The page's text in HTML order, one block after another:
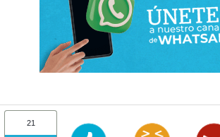
21